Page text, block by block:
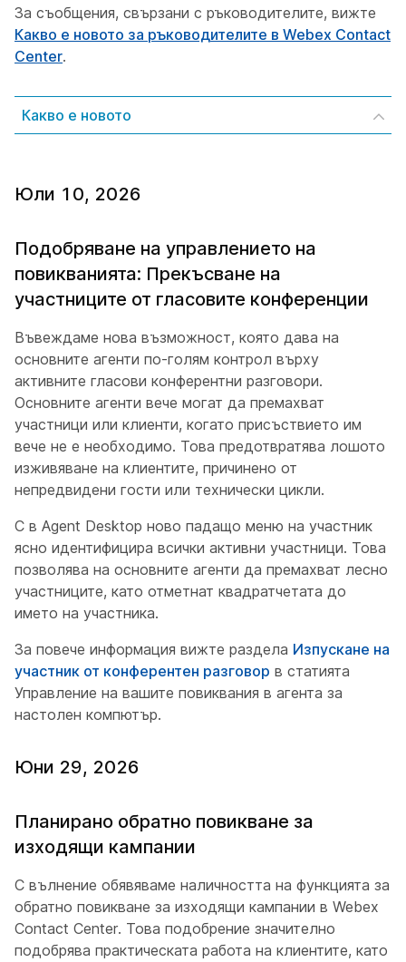
За съобщения, свързани с ръководителите, вижте
Какво е новото за ръководителите в Webex Contact
Center.
Какво е новото
Юли 10, 2026
Подобряване на управлението на
повикванията: Прекъсване на
участниците от гласовите конференции
Въвеждаме нова възможност, която дава на
основните агенти по-голям контрол върху
активните гласови конферентни разговори.
Основните агенти вече могат да премахват
участници или клиенти, когато присъствието им
вече не е необходимо. Това предотвратява лошото
изживяване на клиентите, причинено от
непредвидени гости или технически цикли.
С в Agent Desktop ново падащо меню на участник
ясно идентифицира всички активни участници. Това
позволява на основните агенти да премахват лесно
участниците, като отметнат квадратчетата до
името на участника.
За повече информация вижте раздела Изпускане на
участник от конферентен разговор в статията
Управление на вашите повиквания в агента за
настолен компютър.
Юни 29, 2026
Планирано обратно повикване за
изходящи кампании
С вълнение обявяваме наличността на функцията за
обратно повикване за изходящи кампании в Webex
Contact Center. Това подобрение значително
подобрява практическата работа на клиентите, като